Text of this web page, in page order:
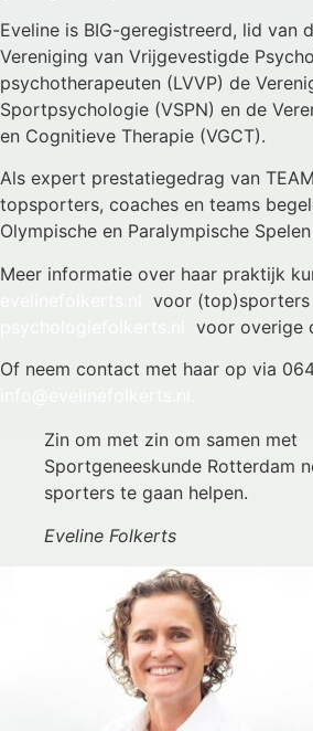
Eveline is BIG-geregistreerd, lid van
Vereniging van Vrijgevestigde
psychotherapeuten (LVVP) de
Sportpsychologie (VSPN) en de
en Cognitieve Therapie (VGCT).
Als expert prestatiegedrag van
topsporters, coaches en teams
Olympische en Paralympische
Meer informatie over haar praktijk
voor (top)sporters
voor overige
Of neem contact met haar op via
Zin om met zin om samen met
Sportgeneeskunde Rotterdam
sporters te gaan helpen.
Eveline Folkerts